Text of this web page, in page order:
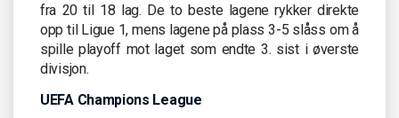
fra 20 til 18 lag. De to beste lagene rykker direkte
opp til Ligue 1, mens lagene på plass 3-5 slåss om å
spille playoff mot laget som endte 3. sist i øverste
divisjon.
UEFA Champions League